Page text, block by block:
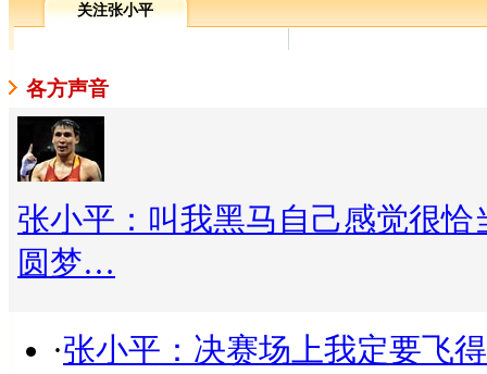
关注张小平
各方声音
张小平：叫我黑马自己感觉很
圆梦…
·张小平：决赛场上我定要飞